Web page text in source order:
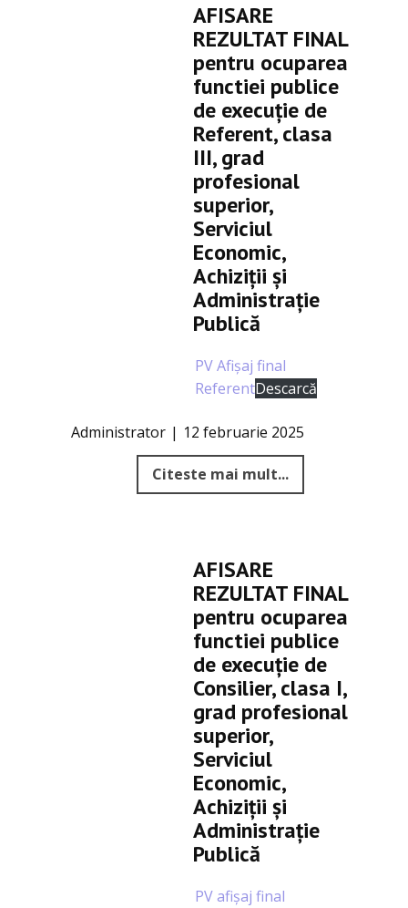
AFISARE
REZULTAT FINAL
pentru ocuparea
functiei publice
de execuție de
Referent, clasa
III, grad
profesional
superior,
Serviciul
Economic,
Achiziții și
Administrație
Publică
PV Afișaj final
ReferentDescarcă
Administrator 12 februarie 2025
Citeste mai mult...
AFISARE
REZULTAT FINAL
pentru ocuparea
functiei publice
de execuție de
Consilier, clasa I,
grad profesional
superior,
Serviciul
Economic,
Achiziții și
Administrație
Publică
PV afișaj final